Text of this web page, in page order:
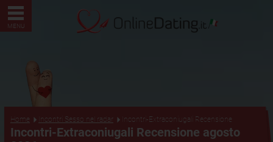
MENU
Home Incontri Sesso nel radar Incontri-Extraconiugali Recensione
Incontri-Extraconiugali Recensione agosto